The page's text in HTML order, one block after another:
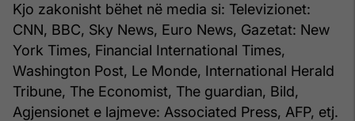
Kjo zakonisht bëhet në media si: Televizionet:
CNN, BBC, Sky News, Euro News, Gazetat: New
York Times, Financial International Times,
Washington Post, Le Monde, International Herald
Tribune, The Economist, The guardian, Bild,
Agjensionet e lajmeve: Associated Press, AFP, etj.